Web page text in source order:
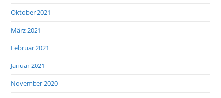
Oktober 2021
März 2021
Februar 2021
Januar 2021
November 2020